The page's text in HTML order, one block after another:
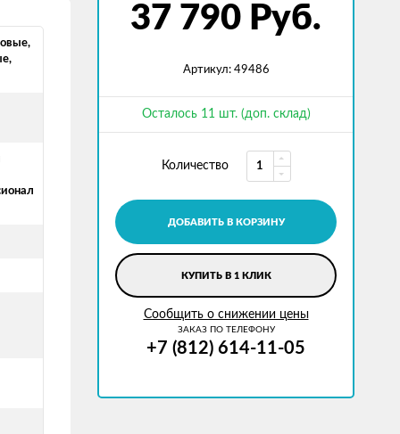
37 790 Руб.
Артикул: 49486
Осталось 11 шт. (доп. склад)
Количество
ДОБАВИТЬ В КОРЗИНУ
КУПИТЬ В 1 КЛИК
Сообщить о снижении цены
ЗАКАЗ ПО ТЕЛЕФОНУ
+7 (812) 614-11-05